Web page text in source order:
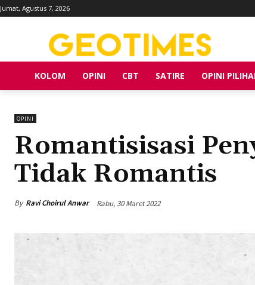
Jumat, Agustus 7, 2026
KOLOM OPINI CBT SATIRE OPINI
OPINI
Romantisisasi
Tidak Romantis
By Ravi Choirul Anwar Rabu, 30 Maret 2022